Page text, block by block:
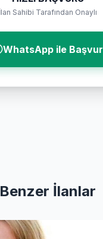
İlan Sahibi Tarafından Onaylı
WhatsApp ile Başvur
Benzer İlanlar